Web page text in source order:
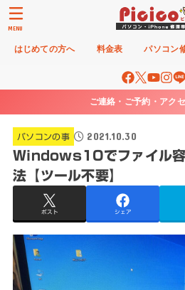
はじめての方へ 料金表 パソコン
MENU
ご連絡・ご予約・アク
パソコンの事 2021.10.30
Windows10でファイル容
法【ツール不要】
ポスト シェア